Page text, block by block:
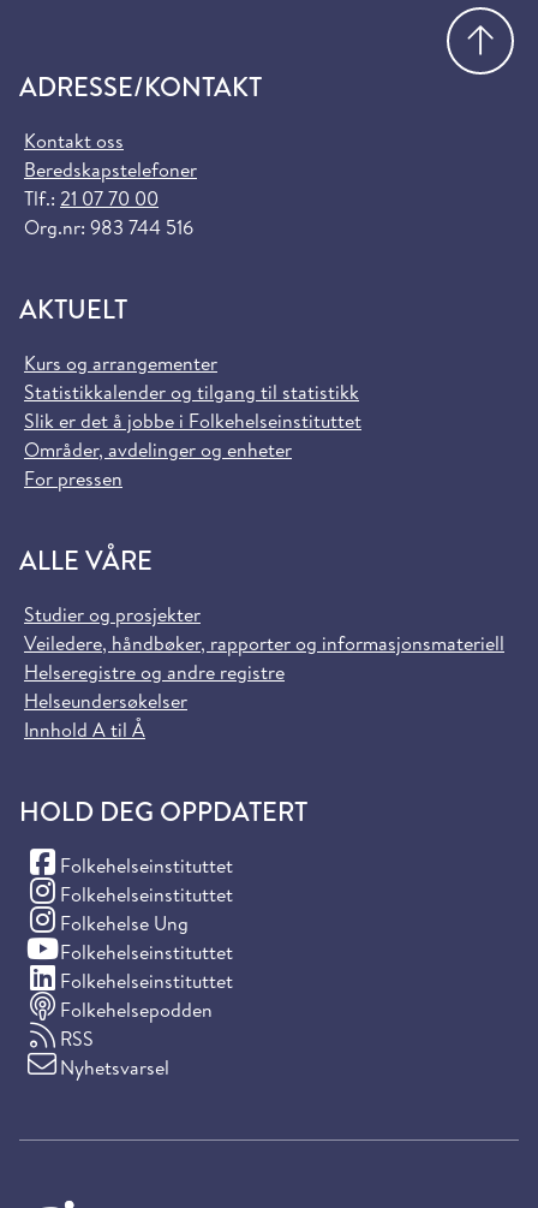
ADRESSE/KONTAKT
Kontakt oss
Beredskapstelefoner
Tlf.: 21 07 70 00
Org.nr: 983 744 516
AKTUELT
Kurs og arrangementer
Statistikkalender og tilgang til statistikk
Slik er det å jobbe i Folkehelseinstituttet
Områder, avdelinger og enheter
For pressen
ALLE VÅRE
Studier og prosjekter
Veiledere, håndbøker, rapporter og informasjonsmateriell
Helseregistre og andre registre
Helseundersøkelser
Innhold A til Å
HOLD DEG OPPDATERT
Folkehelseinstituttet
(Facebook)
Folkehelseinstituttet
(Instagram)
Folkehelse Ung
(Instagram)
Folkehelseinstituttet
(YouTube)
Folkehelseinstituttet
(LinkedIn)
Folkehelsepodden
RSS
Nyhetsvarsel